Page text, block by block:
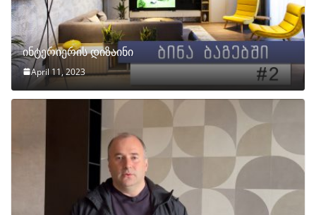
ინტერიერის დიზაინი
April 11, 2023